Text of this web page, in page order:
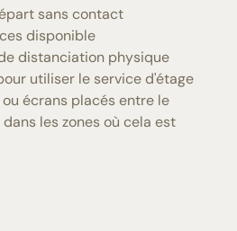
sans contact
disponible
distanciation physique
utiliser le service d'étage
écrans placés entre le
les zones où cela est